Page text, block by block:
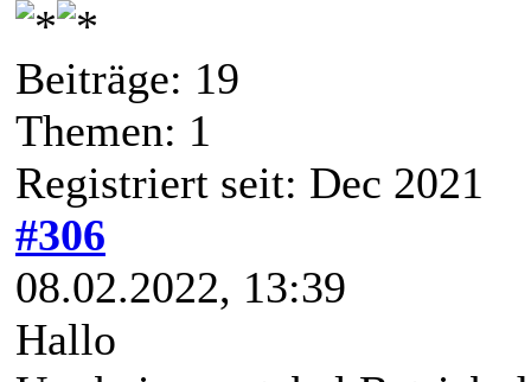
Beiträge: 19
Themen: 1
Registriert seit: Dec 2021
#306
08.02.2022, 13:39
Hallo